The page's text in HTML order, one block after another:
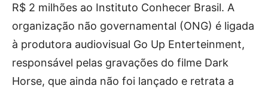
R$ 2 milhões ao Instituto Conhecer Brasil. A
organização não governamental (ONG) é ligada
à produtora audiovisual Go Up Enterteinment,
responsável pelas gravações do filme Dark
Horse, que ainda não foi lançado e retrata a